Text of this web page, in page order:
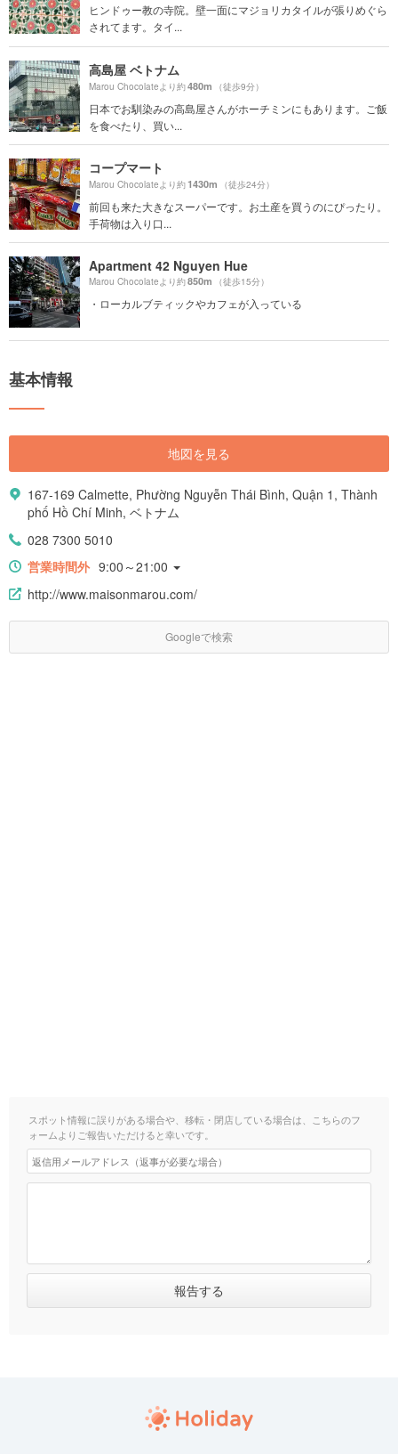
ヒンドゥー教の寺院。壁一面にマジョリカタイルが張りめぐら
されてます。タイ...
高島屋 ベトナム
Marou Chocolateより約480m （徒歩9分）
日本でお馴染みの高島屋さんがホーチミンにもあります。ご飯
を食べたり、買い...
コープマート
Marou Chocolateより約1430m （徒歩24分）
前回も来た大きなスーパーです。お土産を買うのにぴったり。
手荷物は入り口...
Apartment 42 Nguyen Hue
Marou Chocolateより約850m （徒歩15分）
・ローカルブティックやカフェが入っている
基本情報
地図を見る
167-169 Calmette, Phường Nguyễn Thái Bình, Quận 1, Thành
phố Hồ Chí Minh, ベトナム
028 7300 5010
営業時間外 9:00～21:00
http://www.maisonmarou.com/
Googleで検索
スポット情報に誤りがある場合や、移転・閉店している場合は、こちらのフ
ォームよりご報告いただけると幸いです。